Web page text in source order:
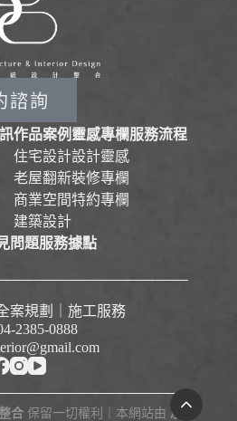
諮詢
作品案例
住宅設計
老屋翻新
商業空間
建築設計
靈感專欄
設計靈感
裝修專欄
特約專欄
服務流程
問題服務據點
案規劃｜施工服務
2385-0888
合 保留一切權利｜本網站由 凌